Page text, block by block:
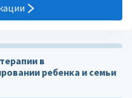
в
ребенка и семьи